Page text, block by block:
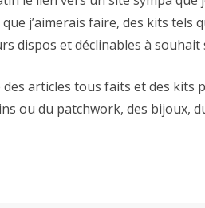
j’aimerais faire, des kits tels
dispos et déclinables à souhait
articles tous faits et des kits
ou du patchwork, des bijoux,